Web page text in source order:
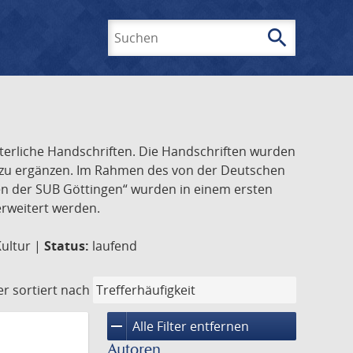
search
Handschriften. Die Handschriften wurden
ergänzen. Im Rahmen des von der Deutschen
SUB Göttingen“ wurden in einem ersten
werden.
| Status: laufend
sortiert nach
remove Alle Filter entfernen